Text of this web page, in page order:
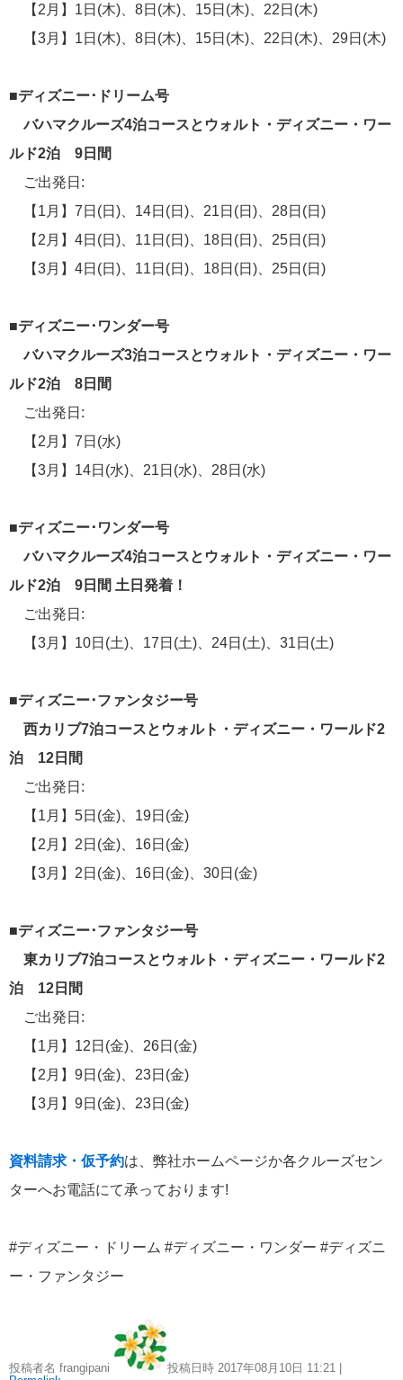
【2月】1日(木)、8日(木)、15日(木)、22日(木)
【3月】1日(木)、8日(木)、15日(木)、22日(木)、29日(木)
■ディズニー･ドリーム号
バハマクルーズ4泊コースとウォルト・ディズニー・ワー
ルド2泊 9日間
ご出発日:
【1月】7日(日)、14日(日)、21日(日)、28日(日)
【2月】4日(日)、11日(日)、18日(日)、25日(日)
【3月】4日(日)、11日(日)、18日(日)、25日(日)
■ディズニー･ワンダー号
バハマクルーズ3泊コースとウォルト・ディズニー・ワー
ルド2泊 8日間
ご出発日:
【2月】7日(水)
【3月】14日(水)、21日(水)、28日(水)
■ディズニー･ワンダー号
バハマクルーズ4泊コースとウォルト・ディズニー・ワー
ルド2泊 9日間 土日発着！
ご出発日:
【3月】10日(土)、17日(土)、24日(土)、31日(土)
■ディズニー･ファンタジー号
西カリブ7泊コースとウォルト・ディズニー・ワールド2
泊 12日間
ご出発日:
【1月】5日(金)、19日(金)
【2月】2日(金)、16日(金)
【3月】2日(金)、16日(金)、30日(金)
■ディズニー･ファンタジー号
東カリブ7泊コースとウォルト・ディズニー・ワールド2
泊 12日間
ご出発日:
【1月】12日(金)、26日(金)
【2月】9日(金)、23日(金)
【3月】9日(金)、23日(金)
資料請求・仮予約は、弊社ホームページか各クルーズセン
ターへお電話にて承っております!
#ディズニー・ドリーム #ディズニー・ワンダー #ディズニ
ー・ファンタジー
投稿者名 frangipani 投稿日時 2017年08月10日 11:21 |
ウォルト・ディズニー・ワールド関連情報 104
お知らせ
添乗レポート
旅行説明会
船内探検
イベント情報
寄港地情報
ディズニー・クルーズライン関連情報
オプショナルツアー
ねずみ君のつぶやき♪
リンク集
ディズニー・クルーズラインへの旅トップページ
ディズニー・クルーズライン旅行説明会
クルーズトップページ
クルーズ部ろぐ|クルーズブログ
クルーズ乗船記
音楽美術の旅トップページ
郵船トラベルトップページ
海外出張/法人サービス
海外出張関連情報
三菱グループポータルサイト
マラソン マジックバンド バハマクルーズ
ー・オン・アイス ディズニー・ウィッシュ号 ディズニーストア
ィズニークルーズ ディズニー スター・ウォーズ ショッピング クルー
フェスタ2016 キャスタウェイ・ケイ